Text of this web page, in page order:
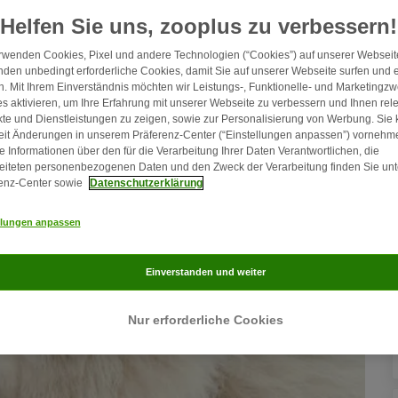
Helfen Sie uns, zooplus zu verbessern!
Cookies, Pixel und andere Technologien (“Cookies”) auf unserer
unbedingt erforderliche Cookies, damit Sie auf unserer Webseite surfen und
Mit Ihrem Einverständnis möchten wir Leistungs-, Funktionelle- und
aktivieren, um Ihre Erfahrung mit unserer Webseite zu verbessern und Ihnen
und Dienstleistungen zu zeigen, sowie zur Personalisierung von Werbung. Sie
Änderungen in unserem Präferenz-Center (“Einstellungen anpassen”)
Informationen über den für die Verarbeitung Ihrer Daten Verantwortlichen, die
personenbezogenen Daten und den Zweck der Verarbeitung finden Sie
Center sowie
Datenschutzerklärung
anpassen
Nur erforderliche Cookies
Einverstanden und weiter